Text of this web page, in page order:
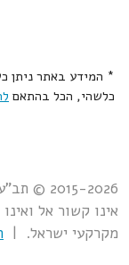
* המידע באתר ניתן
כלשהי, הכל בהתאם
2015-
אינו קשור אל
מקרקעי ישראל. |